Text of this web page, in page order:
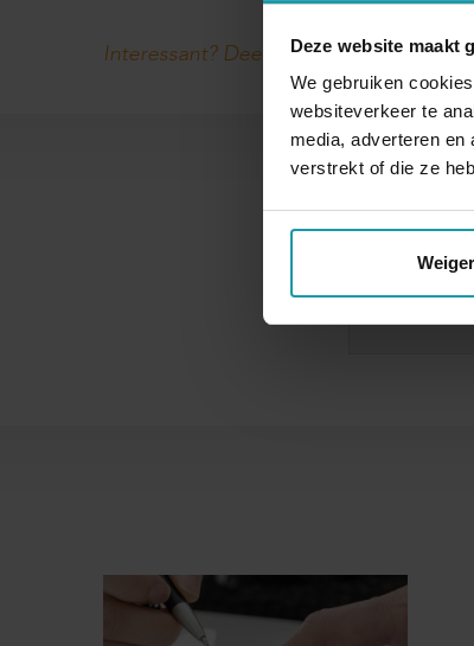
Deze website maakt
We gebruiken
websiteverkeer te
media, adverteren
verstrekt of die ze
Interessant? Deel dit artikel